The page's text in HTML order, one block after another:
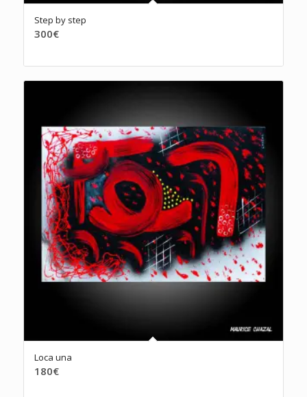
Step by step
300€
Loca una
180€